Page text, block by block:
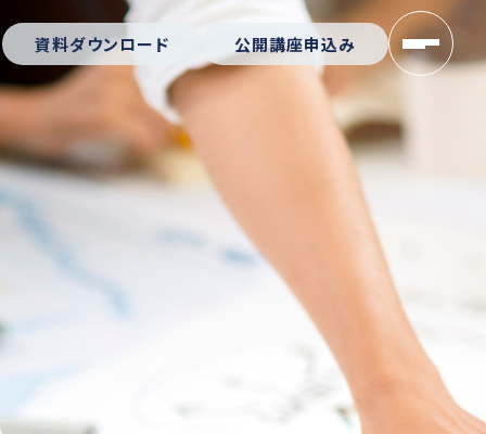
資料ダウンロード 公開講座申込み